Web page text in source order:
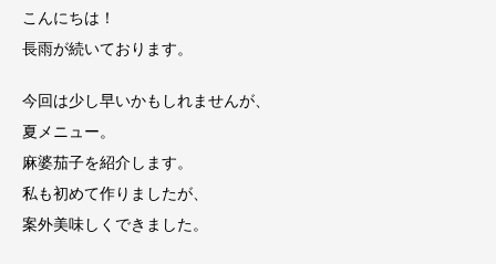
こんにちは！
長雨が続いております。
今回は少し早いかもしれませんが、
夏メニュー。
麻婆茄子を紹介します。
私も初めて作りましたが、
案外美味しくできました。